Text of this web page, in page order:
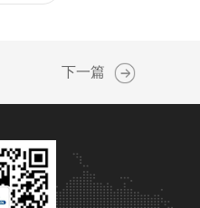
下一篇